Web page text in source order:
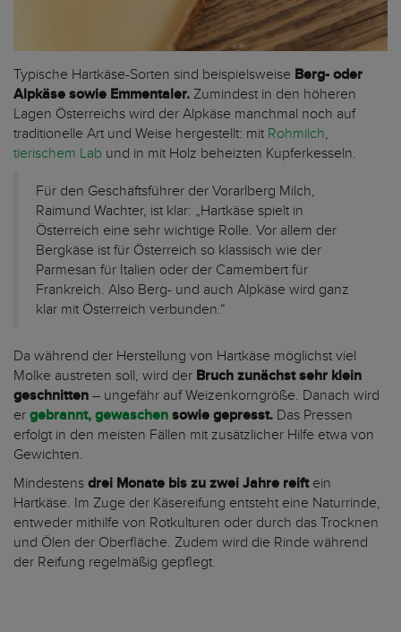
Typische Hartkäse-Sorten sind beispielsweise Berg- oder
Alpkäse sowie Emmentaler. Zumindest in den höheren
Lagen Österreichs wird der Alpkäse manchmal noch auf
traditionelle Art und Weise hergestellt: mit Rohmilch,
tierischem Lab und in mit Holz beheizten Kupferkesseln.
Für den Geschäftsführer der Vorarlberg Milch,
Raimund Wachter, ist klar: „Hartkäse spielt in
Österreich eine sehr wichtige Rolle. Vor allem der
Bergkäse ist für Österreich so klassisch wie der
Parmesan für Italien oder der Camembert für
Frankreich. Also Berg- und auch Alpkäse wird ganz
klar mit Österreich verbunden.“
Da während der Herstellung von Hartkäse möglichst viel
Molke austreten soll, wird der Bruch zunächst sehr klein
geschnitten – ungefähr auf Weizenkorngröße. Danach wird
er gebrannt, gewaschen sowie gepresst. Das Pressen
erfolgt in den meisten Fällen mit zusätzlicher Hilfe etwa von
Gewichten.
Mindestens drei Monate bis zu zwei Jahre reift ein
Hartkäse. Im Zuge der Käsereifung entsteht eine Naturrinde,
entweder mithilfe von Rotkulturen oder durch das Trocknen
und Ölen der Oberfläche. Zudem wird die Rinde während
der Reifung regelmäßig gepflegt.